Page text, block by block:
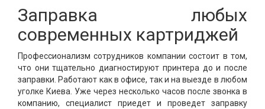
Заправка любых
современных картриджей
Профессионализм сотрудников компании состоит в том,
что они тщательно диагностируют принтера до и после
заправки. Работают как в офисе, так и на выезде в любом
уголке Киева. Уже через несколько часов после звонка в
компанию, специалист приедет и проведет заправку